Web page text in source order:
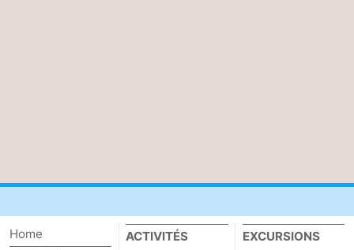
Home
ACTIVITÉS
EXCURSIONS